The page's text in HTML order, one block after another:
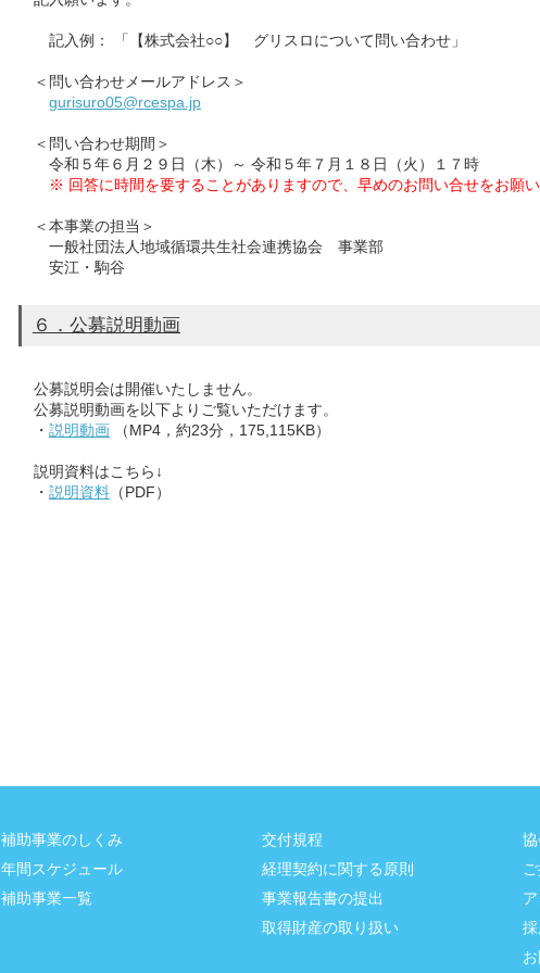
記入例： 「【株式会社○○】 グリスロについて問い合わせ」
＜問い合わせメールアドレス＞
gurisuro05@rcespa.jp
＜問い合わせ期間＞
令和５年６月２９日（木）～ 令和５年７月１８日（火）１７時
※ 回答に時間を要することがありますので、早めのお問い合せをお願い
＜本事業の担当＞
一般社団法人地域循環共生社会連携協会 事業部
安江・駒谷
６．公募説明動画
公募説明会は開催いたしません。
公募説明動画を以下よりご覧いただけます。
・ 説明動画 （MP4，約23分，175,115KB）
説明資料はこちら↓
・ 説明資料 （PDF）
補助事業のしくみ
年間スケジュール
補助事業一覧
交付規程
経理契約に関する原則
事業報告書の提出
取得財産の取り扱い